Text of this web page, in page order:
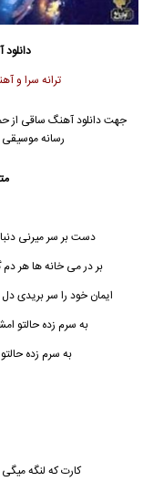
ترانه سرا و
جهت دانلود آهنگ ساقی از
رسانه
دست بر سر میرنی
بر در می خانه ها هر
ایمان خود را سر بریدی
به سرم زده حالتو
به سرم زده
کارت که لنگه